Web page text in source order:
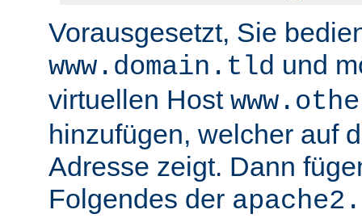
Vorausgesetzt, Sie
www.domain.tld und
virtuellen Host
hinzufügen, welcher auf
Adresse zeigt. Dann
Folgendes der